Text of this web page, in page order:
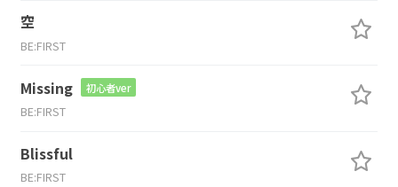
空
BE:FIRST
Missing 初心者ver
BE:FIRST
Blissful
BE:FIRST